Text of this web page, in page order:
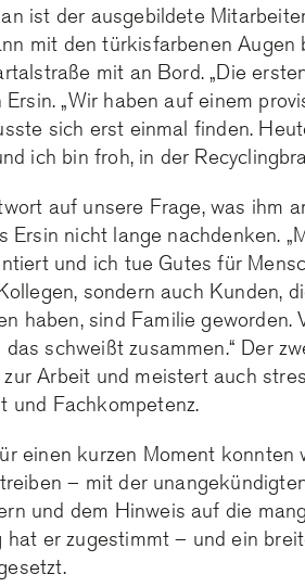
ist der ausgebildete
mit den türkisfarbenen Augen
mit an Bord. „Die
„Wir haben auf einem
sich erst einmal finden.
ich bin froh, in der
auf unsere Frage, was ihm
Ersin nicht lange nachdenken.
und ich tue Gutes für
sondern auch Kunden,
haben, sind Familie geworden.
schweißt zusammen.“ Der
Arbeit und meistert auch
und Fachkompetenz.
einen kurzen Moment konnten
– mit der
und dem Hinweis auf die
hat er zugestimmt – und ein